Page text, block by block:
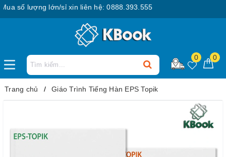
số lượng lớn/sỉ xin liên hệ: 0888.393.555
0 0
Trang chủ Giáo Trình Tiếng Hàn EPS Topik